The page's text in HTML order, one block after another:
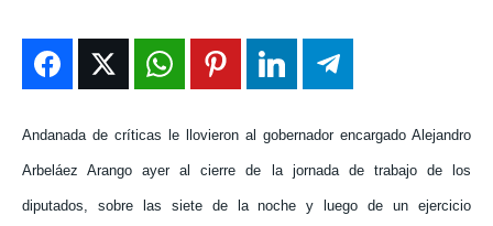
EN VIVO
NOSOTROS
EN VIVO
NOSOTROS
EN VIVO
NOSOTROS
EN VIVO
NOSOTROS
Andanada de críticas le llovieron al gobernador encargado Alejandro
Arbeláez Arango ayer al cierre de la jornada de trabajo de los
diputados, sobre las siete de la noche y luego de un ejercicio